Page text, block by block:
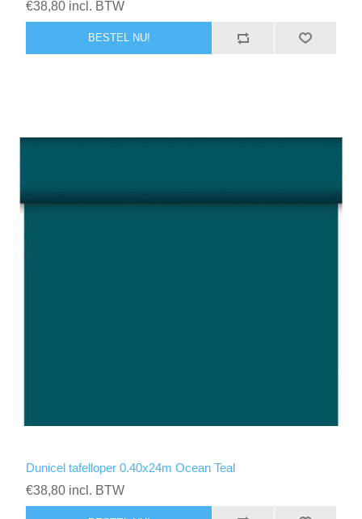
€38,80 incl. BTW
Dunicel tafelloper 0.40x24m Ocean Teal
€38,80 incl. BTW